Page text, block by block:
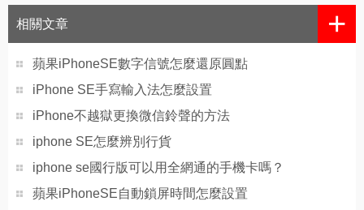
相關文章 +
蘋果iPhoneSE數字信號怎麼還原圓點
iPhone SE手寫輸入法怎麼設置
iPhone不越獄更換微信鈴聲的方法
iphone SE怎麼辨別行貨
iphone se國行版可以用全網通的手機卡嗎？
蘋果iPhoneSE自動鎖屏時間怎麼設置